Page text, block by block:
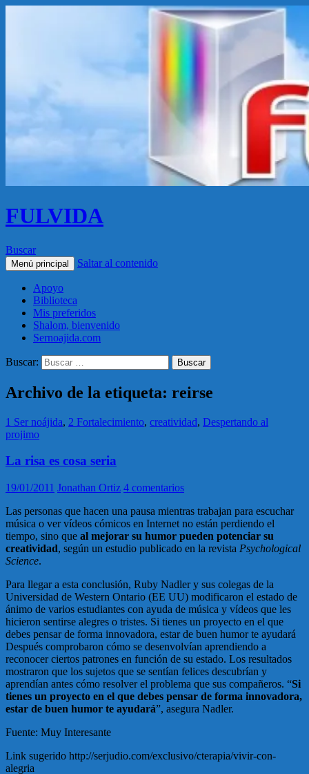
FULVIDA
Buscar
Menú principal Saltar al contenido
Apoyo
Biblioteca
Mis preferidos
Shalom, bienvenido
Sernoajida.com
Buscar:
Archivo de la etiqueta: reirse
1 Ser noájida, 2 Fortalecimiento, creatividad, Despertando al
projimo
La risa es cosa seria
19/01/2011 Jonathan Ortiz 4 comentarios
Las personas que hacen una pausa mientras trabajan para escuchar
música o ver vídeos cómicos en Internet no están perdiendo el
tiempo, sino que al mejorar su humor pueden potenciar su
creatividad, según un estudio publicado en la revista Psychological
Science.
Para llegar a esta conclusión, Ruby Nadler y sus colegas de la
Universidad de Western Ontario (EE UU) modificaron el estado de
ánimo de varios estudiantes con ayuda de música y vídeos que les
hicieron sentirse alegres o tristes. Si tienes un proyecto en el que
debes pensar de forma innovadora, estar de buen humor te ayudará
Después comprobaron cómo se desenvolvían aprendiendo a
reconocer ciertos patrones en función de su estado. Los resultados
mostraron que los sujetos que se sentían felices descubrían y
aprendían antes cómo resolver el problema que sus compañeros. “Si
tienes un proyecto en el que debes pensar de forma innovadora,
estar de buen humor te ayudará”, asegura Nadler.
Fuente: Muy Interesante
Link sugerido http://serjudio.com/exclusivo/cterapia/vivir-con-
alegria